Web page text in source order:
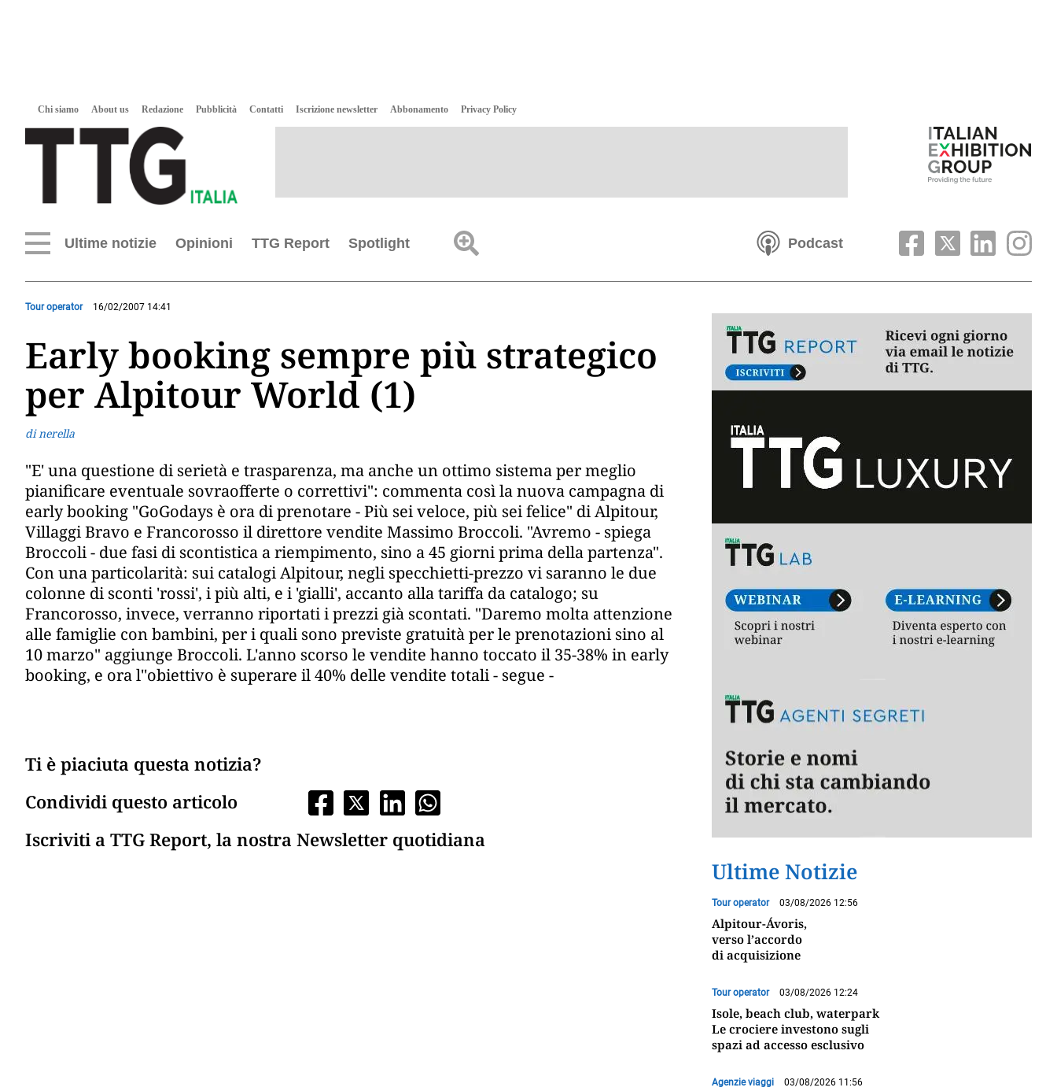
Chi siamo About us Redazione Pubblicità Contatti Iscrizione newsletter Abbonamento Privacy Policy
Ultime notizie Opinioni TTG Report Spotlight Podcast
Tour operator 16/02/2007 14:41
Early booking sempre più strategico
per Alpitour World (1)
di nerella
"E' una questione di serietà e trasparenza, ma anche un ottimo sistema per meglio
pianificare eventuale sovraofferte o correttivi": commenta così la nuova campagna di
early booking "GoGodays è ora di prenotare - Più sei veloce, più sei felice" di Alpitour,
Villaggi Bravo e Francorosso il direttore vendite Massimo Broccoli. "Avremo - spiega
Broccoli - due fasi di scontistica a riempimento, sino a 45 giorni prima della partenza".
Con una particolarità: sui catalogi Alpitour, negli specchietti-prezzo vi saranno le due
colonne di sconti 'rossi', i più alti, e i 'gialli', accanto alla tariffa da catalogo; su
Francorosso, invece, verranno riportati i prezzi già scontati. "Daremo molta attenzione
alle famiglie con bambini, per i quali sono previste gratuità per le prenotazioni sino al
10 marzo" aggiunge Broccoli. L'anno scorso le vendite hanno toccato il 35-38% in early
booking, e ora l''obiettivo è superare il 40% delle vendite totali - segue -
Ti è piaciuta questa notizia?
Condividi questo articolo
Iscriviti a TTG Report, la nostra Newsletter quotidiana
Ultime Notizie
Tour operator 03/08/2026 12:56
Alpitour-Ávoris,
verso l’accordo
di acquisizione
Tour operator 03/08/2026 12:24
Isole, beach club, waterpark
Le crociere investono sugli
spazi ad accesso esclusivo
Agenzie viaggi 03/08/2026 11:56